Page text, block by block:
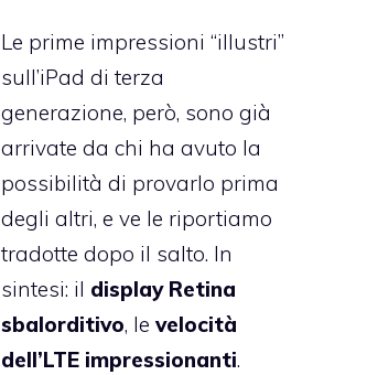
Le prime impressioni “illustri”
sull’iPad di terza
generazione, però, sono già
arrivate da chi ha avuto la
possibilità di provarlo prima
degli altri, e ve le riportiamo
tradotte dopo il salto. In
sintesi: il display Retina
sbalorditivo, levelocità
dell’LTE impressionanti.